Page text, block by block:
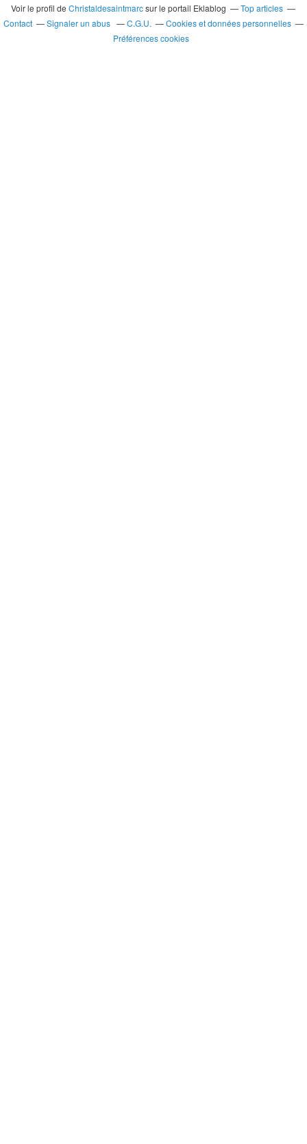
Voir le profil deChristaldesaintmarcsur le portail Eklablog
Top articles
Contact
Signaler un abus C.G.U.
Cookies et données personnelles
Préférences cookies